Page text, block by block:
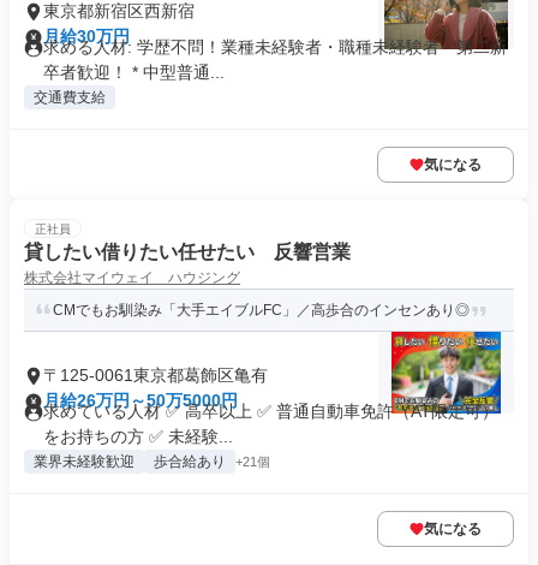
東京都新宿区西新宿
月給30万円
求める人材: 学歴不問！業種未経験者・職種未経験者・第二新
卒者歓迎！ * 中型普通...
交通費支給
気になる
正社員
貸したい借りたい任せたい 反響営業
株式会社マイウェイ ハウジング
CMでもお馴染み「大手エイブルFC」／高歩合のインセンあり◎
〒125-0061東京都葛飾区亀有
月給26万円～50万5000円
求めている人材 ✅ 高卒以上 ✅ 普通自動車免許（AT限定可）
をお持ちの方 ✅ 未経験...
業界未経験歓迎 歩合給あり +21個
気になる